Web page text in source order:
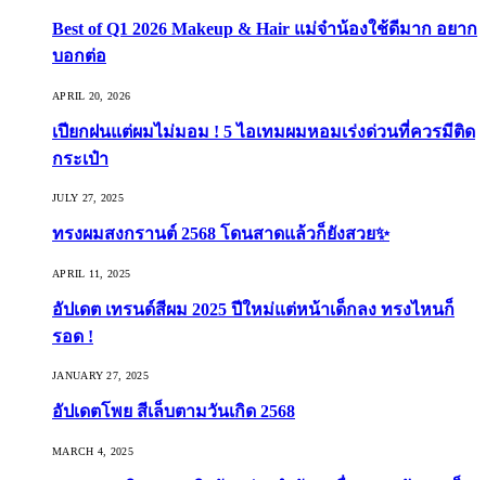
Best of Q1 2026 Makeup & Hair แม่จ๋าน้องใช้ดีมาก อยาก
บอกต่อ
APRIL 20, 2026
เปียกฝนแต่ผมไม่มอม ! 5 ไอเทมผมหอมเร่งด่วนที่ควรมีติด
กระเป๋า
JULY 27, 2025
ทรงผมสงกรานต์ 2568 โดนสาดแล้วก็ยังสวย✨
APRIL 11, 2025
อัปเดต เทรนด์สีผม 2025 ปีใหม่แต่หน้าเด็กลง ทรงไหนก็
รอด !
JANUARY 27, 2025
อัปเดตโพย สีเล็บตามวันเกิด 2568
MARCH 4, 2025